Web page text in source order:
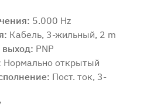
5.000 Hz
Кабель, 3-жильный, 2 m
PNP
Нормально открытый
Пост. ток, 3-